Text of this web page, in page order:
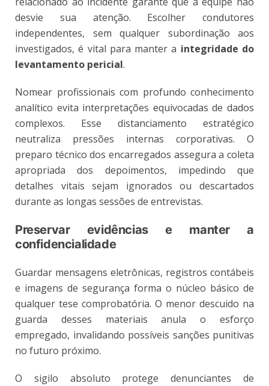
desvie sua atenção. Escolher condutores
independentes, sem qualquer subordinação aos
investigados, é vital para manter a integridade do
levantamento pericial.
Nomear profissionais com profundo conhecimento
analítico evita interpretações equivocadas de dados
complexos. Esse distanciamento estratégico
neutraliza pressões internas corporativas. O
preparo técnico dos encarregados assegura a coleta
apropriada dos depoimentos, impedindo que
detalhes vitais sejam ignorados ou descartados
durante as longas sessões de entrevistas.
Preservar evidências e manter a
confidencialidade
Guardar mensagens eletrônicas, registros contábeis
e imagens de segurança forma o núcleo básico de
qualquer tese comprobatória. O menor descuido na
guarda desses materiais anula o esforço
empregado, invalidando possíveis sanções punitivas
no futuro próximo.
O sigilo absoluto protege denunciantes de